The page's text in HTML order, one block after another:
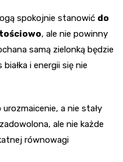
spokojnie stanowić do
, ale nie powinny
samą zielonką będzie
i energii się nie
a nie stały
ale nie każde
równowagi